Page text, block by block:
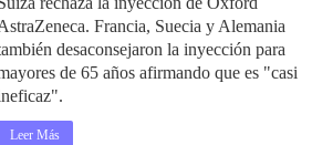
Francia, Suecia y Alemania
desaconsejaron la inyección para
de 65 años afirmando que es "casi
Leer Más